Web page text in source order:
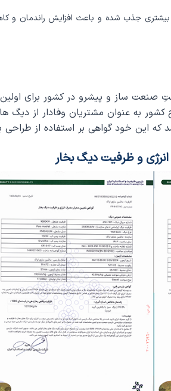
بیشتری جذب شده و باعث افزایش راندمان و
ساز و پیشرو در کشور برای
کشور به عنوان مشتریان وفادار از
و ظرفیت دیگ بخار